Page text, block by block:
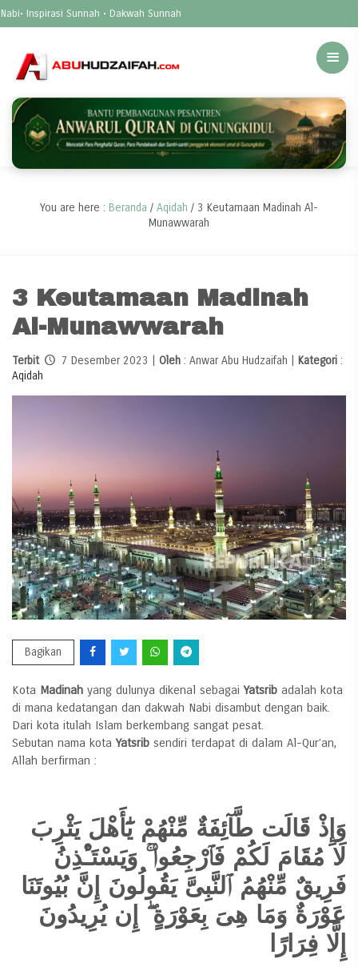
Sunnah • Dakwah Sunnah
You are here : Beranda / Aqidah / 3 Keutamaan Madinah Al-
Munawwarah
3 Keutamaan Madinah
Al-Munawwarah
Terbit 7 Desember 2023 | Oleh: Anwar Abu Hudzaifah | Kategori:
Aqidah
Bagikan
Kota Madinah yang dulunya dikenal sebagaiYatsrib adalah kota
di mana kedatangan dan dakwah Nabi disambut dengan baik.
Dari kota itulah Islam berkembang sangat pesat.
Sebutan nama kotaYatsrib sendiri terdapat di dalam Al-Qur’an,
Allah berfirman :
وَإِذْ قَالَت طَّآئِفَةٌ مِّنْهُمْ يَٰٓأَهْلَ يَثْرِبَ
لَا مُقَامَ لَكُمْ فَٱرْجِعُوا۟ ۚ وَيَسْتَـْٔذِنُ
فَرِيقٌ مِّنْهُمُ ٱلنَّبِىَّ يَقُولُونَ إِنَّ بُيُوتَنَا
عَوْرَةٌ وَمَا هِىَ بِعَوْرَةٍ ۖ إِن يُرِيدُونَ
إِلَّا فِرَارًا